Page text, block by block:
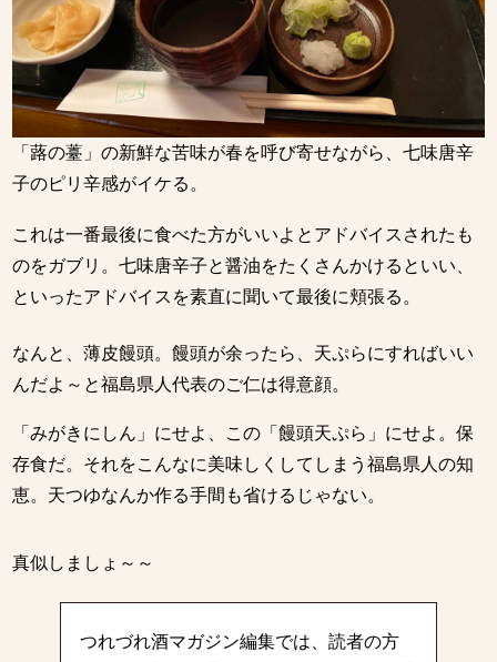
「蕗の薹」の新鮮な苦味が春を呼び寄せながら、七味唐辛
子のピリ辛感がイケる。
これは一番最後に食べた方がいいよとアドバイスされたも
のをガブリ。七味唐辛子と醤油をたくさんかけるといい、
といったアドバイスを素直に聞いて最後に頬張る。
なんと、薄皮饅頭。饅頭が余ったら、天ぷらにすればいい
んだよ～と福島県人代表のご仁は得意顔。
「みがきにしん」にせよ、この「饅頭天ぷら」にせよ。保
存食だ。それをこんなに美味しくしてしまう福島県人の知
恵。天つゆなんか作る手間も省けるじゃない。
真似しましょ～～
つれづれ酒マガジン編集では、読者の方